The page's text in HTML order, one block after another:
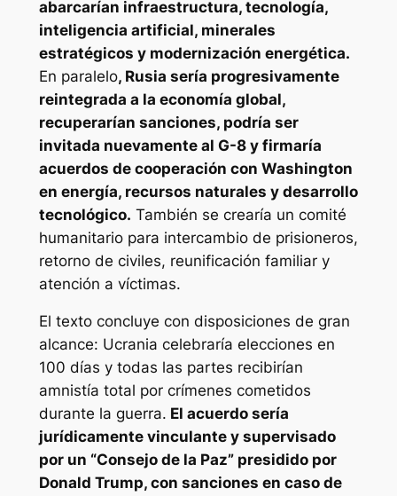
abarcarían infraestructura, tecnología,
inteligencia artificial, minerales
estratégicos y modernización energética.
En paralelo, Rusia sería progresivamente
reintegrada a la economía global,
recuperarían sanciones, podría ser
invitada nuevamente al G-8 y firmaría
acuerdos de cooperación con Washington
en energía, recursos naturales y desarrollo
tecnológico. También se crearía un comité
humanitario para intercambio de prisioneros,
retorno de civiles, reunificación familiar y
atención a víctimas.
El texto concluye con disposiciones de gran
alcance: Ucrania celebraría elecciones en
100 días y todas las partes recibirían
amnistía total por crímenes cometidos
durante la guerra. El acuerdo sería
jurídicamente vinculante y supervisado
por un “Consejo de la Paz” presidido por
Donald Trump, con sanciones en caso de